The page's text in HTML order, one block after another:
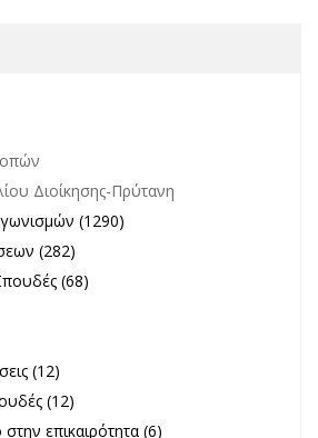
filter
επιτροπών filter
Διοίκησης-Πρύτανη filter
Διοίκησης-Πρύτανη
Διαγωνισμών filter
(1290)
Θέσεων filter
(282)
Σπουδές filter
(68)
filter
(12)
Σπουδές filter
(12)
στην επικαιρότητα filter
επικαιρότητα (6)